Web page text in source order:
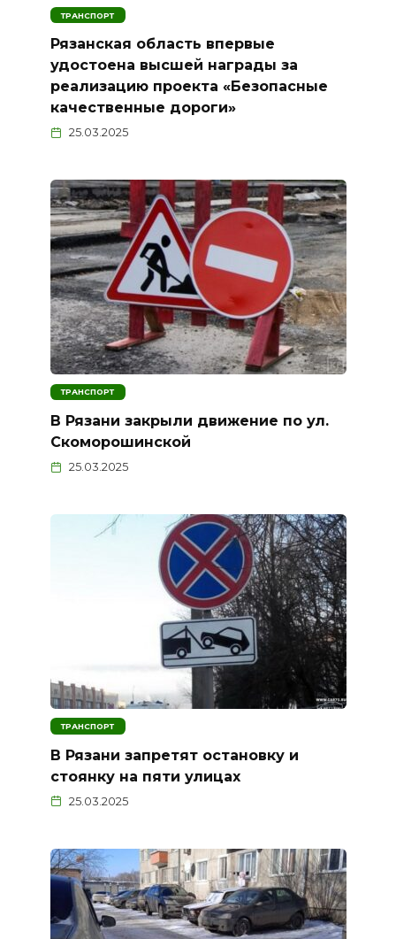
ТРАНСПОРТ
Рязанская область впервые
удостоена высшей награды за
реализацию проекта «Безопасные
качественные дороги»
25.03.2025
ТРАНСПОРТ
В Рязани закрыли движение по ул.
Скоморошинской
25.03.2025
ТРАНСПОРТ
В Рязани запретят остановку и
стоянку на пяти улицах
25.03.2025